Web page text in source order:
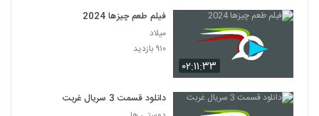
۰۲:۱۱:۳۳
فیلم طعم چیزها 2024
میلاد
۹۱۰ بازدید
دانلود قسمت 3 سریال غربت